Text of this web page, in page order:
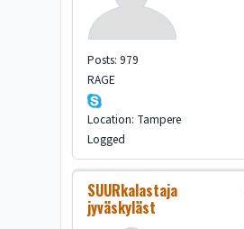
Posts: 979
RAGE
Location: Tampere
Logged
SUURkalastaja
jyväskyläst